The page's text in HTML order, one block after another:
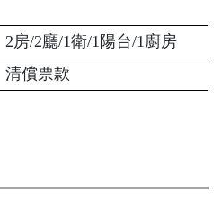
2房/2廳/1衛/1陽台/1廚房
清償票款